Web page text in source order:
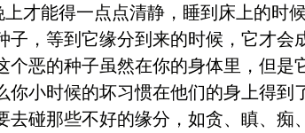
才能得一点点清静，睡到床上的时
，等到它缘分到来的时候，它才会
恶的种子虽然在你的身体里，但是
小时候的坏习惯在他们的身上得到
碰那些不好的缘分，如贪、瞋、痴